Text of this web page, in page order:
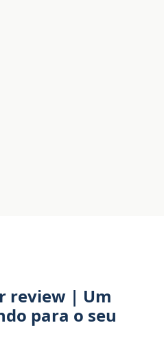
review | Um
para o seu